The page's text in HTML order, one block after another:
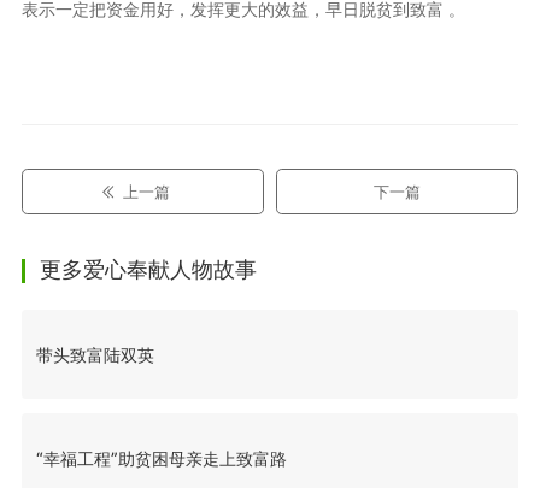
表示一定把资金用好，发挥更大的效益，早日脱贫到致富 。
上一篇 下一篇
更多爱心奉献人物故事
带头致富陆双英
“幸福工程”助贫困母亲走上致富路